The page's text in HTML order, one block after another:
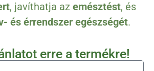
, javíthatja az emésztést, és
és érrendszer egészségét.
erre a termékre!